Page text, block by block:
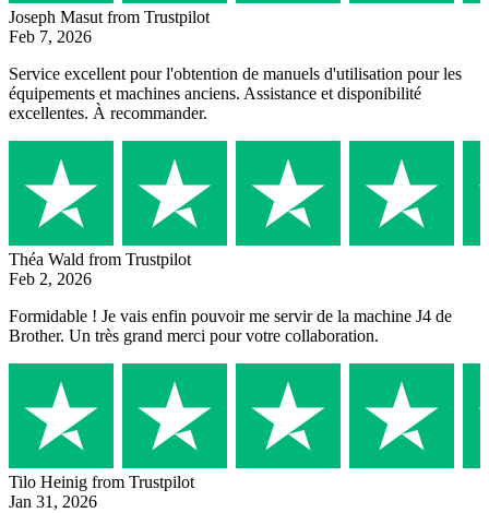
Joseph Masut from Trustpilot
Feb 7, 2026
Service excellent pour l'obtention de manuels d'utilisation pour les
équipements et machines anciens. Assistance et disponibilité
excellentes. À recommander.
Théa Wald from Trustpilot
Feb 2, 2026
Formidable ! Je vais enfin pouvoir me servir de la machine J4 de
Brother. Un très grand merci pour votre collaboration.
Tilo Heinig from Trustpilot
Jan 31, 2026